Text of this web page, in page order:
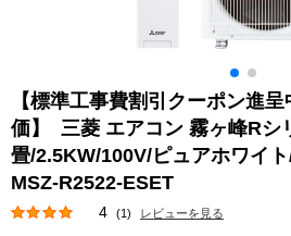
【標準工事費割引クーポン進
価】 三菱 エアコン 霧ヶ峰Rシ
畳/2.5KW/100V/ピュアホワイト
MSZ-R2522-ESET
4 (1) レビューを見る